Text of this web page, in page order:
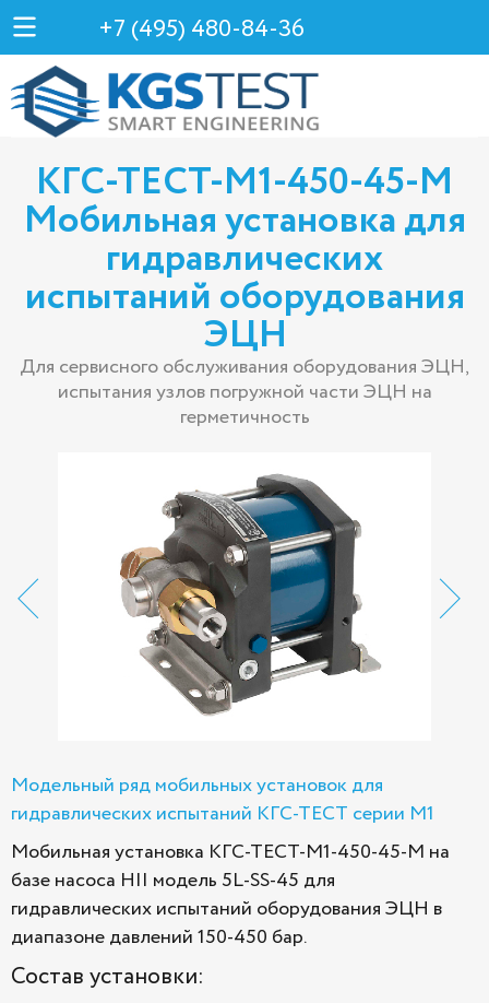
+7 (495) 480-84-36
КГС-ТЕСТ-М1-450-45-M
Мобильная установка для
гидравлических
испытаний оборудования
ЭЦН
Для сервисного обслуживания оборудования ЭЦН,
испытания узлов погружной части ЭЦН на
герметичность
Модельный ряд мобильных установок для
гидравлических испытаний КГС-ТЕСТ серии М1
Мобильная установка КГС-ТЕСТ-М1-450-45-M на
базе насоса HII модель 5L-SS-45 для
гидравлических испытаний оборудования ЭЦН в
диапазоне давлений 150-450 бар.
Состав установки: